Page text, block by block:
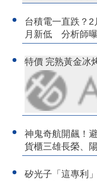
台積電一直跌？
月新低 分析師曝
特價 完熟黃金冰
神鬼奇航開飆！
貨櫃三雄長榮、
矽光子「這專利